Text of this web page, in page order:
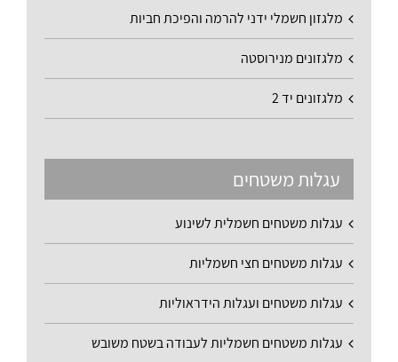
מלגזון חשמלי ידני להרמה והפיכת חביות
מלגזונים מנירוסטה
מלגזונים יד 2
עגלות משטחים
עגלות משטחים חשמלית לשינוע
עגלות משטחים חצי חשמליות
עגלות משטחים ועגלות הידראוליות
עגלות משטחים חשמליות לעבודה בשטח משובש